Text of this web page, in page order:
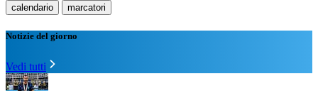
calendario marcatori
Notizie del giorno
Vedi tutti